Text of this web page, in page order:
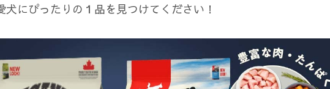
にぴったりの１品を見つけてください！